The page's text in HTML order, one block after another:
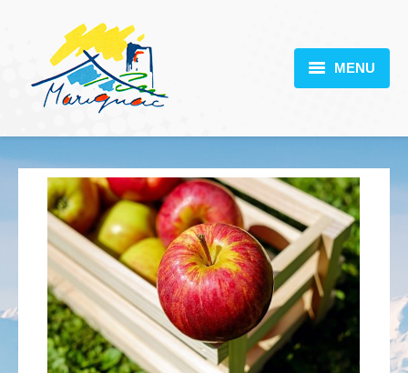
MENU
DÉCOUVERTE
VIE PRATIQUE
SCOLARITÉ
ACTUALITÉS
CONTACT